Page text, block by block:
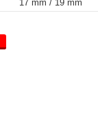
17 mm / 19 mm